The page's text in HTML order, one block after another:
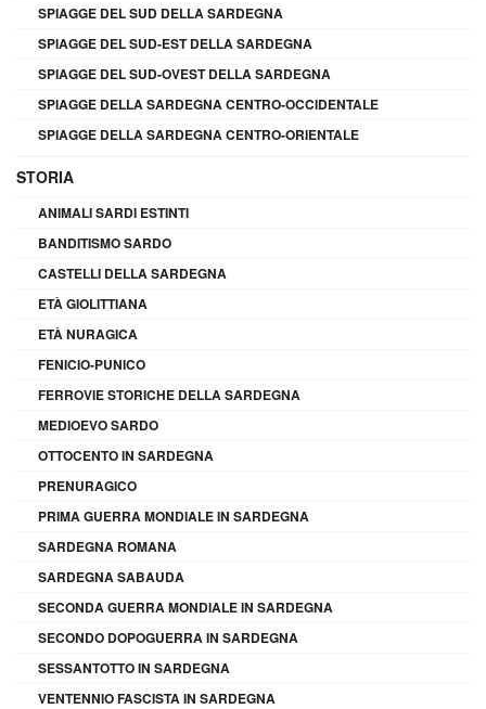
SPIAGGE DEL SUD DELLA SARDEGNA
SPIAGGE DEL SUD-EST DELLA SARDEGNA
SPIAGGE DEL SUD-OVEST DELLA SARDEGNA
SPIAGGE DELLA SARDEGNA CENTRO-OCCIDENTALE
SPIAGGE DELLA SARDEGNA CENTRO-ORIENTALE
STORIA
ANIMALI SARDI ESTINTI
BANDITISMO SARDO
CASTELLI DELLA SARDEGNA
ETÀ GIOLITTIANA
ETÀ NURAGICA
FENICIO-PUNICO
FERROVIE STORICHE DELLA SARDEGNA
MEDIOEVO SARDO
OTTOCENTO IN SARDEGNA
PRENURAGICO
PRIMA GUERRA MONDIALE IN SARDEGNA
SARDEGNA ROMANA
SARDEGNA SABAUDA
SECONDA GUERRA MONDIALE IN SARDEGNA
SECONDO DOPOGUERRA IN SARDEGNA
SESSANTOTTO IN SARDEGNA
VENTENNIO FASCISTA IN SARDEGNA